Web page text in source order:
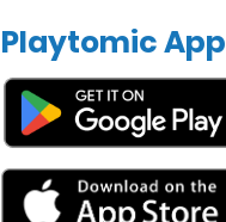
Playtomic App